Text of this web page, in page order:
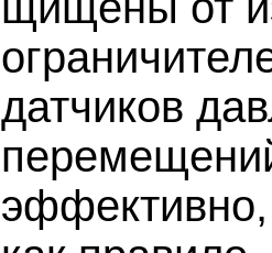
датчиков
эффективно,